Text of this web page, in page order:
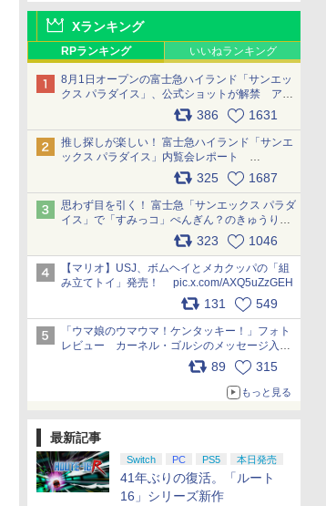
Xランキング
RPランキング いいねランキング
8月1日オープンの富士急ハイランド「サンエッ
クス パラダイス」、公式ショットが解禁 アト
ラクション、メニュー、グッズ写真を一覧で紹
介 pic.x.com/bDYkq8oRFu
386 1631
推し探しが楽しい！ 富士急ハイランド「サンエ
ックス パラダイス」内覧会レポート
325 1687
思わず目を引く！ 富士急「サンエックス パラダ
イス」で「すみっコ」ぺんぎん？のきゅうりド
ッグを食べてみた イラストそのままのメニュ
ー化に挑戦。これが意外にもおいしい
pic.x.com/Kgl04hZaeg
323 1046
【マリオ】USJ、ボムヘイとメカクッパの「組
み立てトイ」発売！ pic.x.com/AXQ5uZzGEH
131 549
「ウマ娘のウマウマ！ケンタッキー！」フォト
レビュー カーネル・ゴルシのメッセージ入り
パッケージや描き下ろしトレカなどが登場
89 315
もっと見る
最新記事
Switch PC PS5 本日発売
41年ぶりの復活。「ルート
16」シリーズ新作